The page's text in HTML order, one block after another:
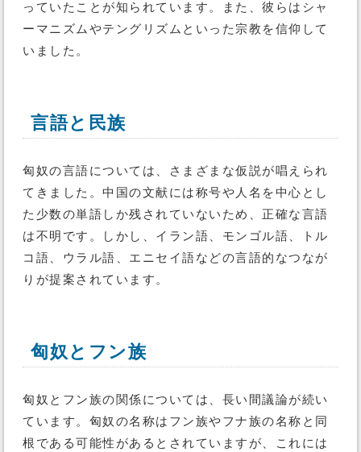
っていたことが知られています。また、彼らはシャ
ーマニズムやテングリズムといった宗教を信仰して
いました。
言語と民族
匈奴の言語については、さまざまな仮説が唱えられ
てきました。中国の文献には称号や人名を中心とし
た少数の単語しか残されていないため、正確な言語
は不明です。しかし、イラン語、モンゴル語、トル
コ語、ウラル語、エニセイ語などの言語的なつなが
りが提案されています。
匈奴とフン族
匈奴とフン族の関係については、長い間議論が続い
ています。匈奴の名称はフン族やフナ族の名称と同
根である可能性があるとされていますが、これには